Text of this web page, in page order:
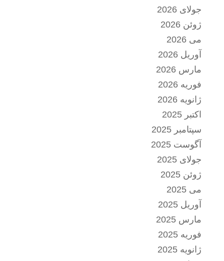
جولای 2026
ژوئن 2026
می 2026
آوریل 2026
مارس 2026
فوریه 2026
ژانویه 2026
اکتبر 2025
سپتامبر 2025
آگوست 2025
جولای 2025
ژوئن 2025
می 2025
آوریل 2025
مارس 2025
فوریه 2025
ژانویه 2025